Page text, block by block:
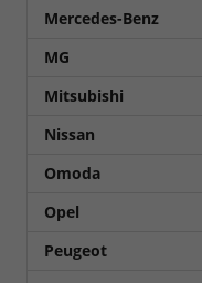
Mercedes-Benz
MG
Mitsubishi
Nissan
Omoda
Opel
Peugeot